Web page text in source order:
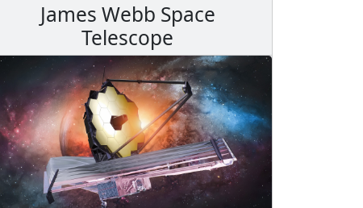
James Webb Space
Telescope